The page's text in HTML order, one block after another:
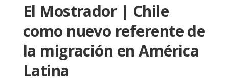
El Mostrador | Chile
como nuevo referente de
la migración en América
Latina